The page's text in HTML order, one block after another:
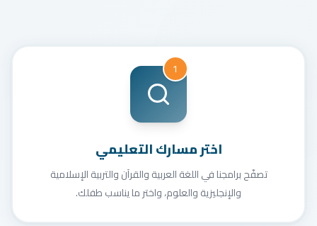
1
اختر مسارك التعليمي
تصفّح برامجنا في اللغة العربية والقرآن والتربية الإسلامية
والإنجليزية والعلوم، واختر ما يناسب طفلك.